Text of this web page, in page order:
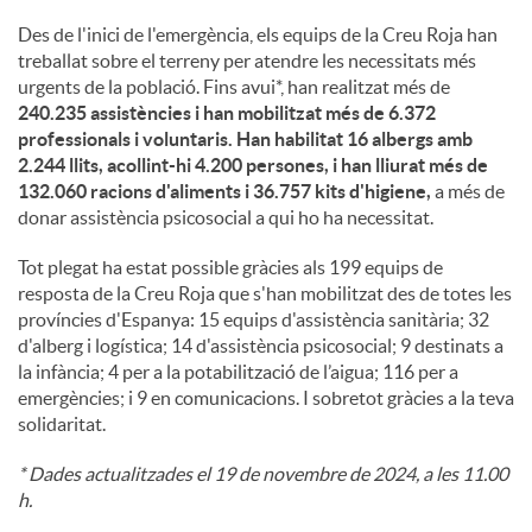
t
i
n
g
u
t
s
Des de l'inici de l'emergència, els equips de la Creu Roja han
treballat sobre el terreny per atendre les necessitats més
urgents de la població. Fins avui*, han realitzat més de
240.235 assistències i han mobilitzat més de 6.372
professionals i voluntaris. Han habilitat 16 albergs amb
2.244 llits, acollint-hi 4.200 persones, i han lliurat més de
132.060 racions d'aliments i 36.757 kits d'higiene, a més de
donar assistència psicosocial a qui ho ha necessitat.
Tot plegat ha estat possible gràcies als 199 equips de
resposta de la Creu Roja que s'han mobilitzat des de totes les
províncies d'Espanya: 15 equips d'assistència sanitària; 32
d'alberg i logística; 14 d'assistència psicosocial; 9 destinats a
la infància; 4 per a la potabilització de l’aigua; 116 per a
emergències; i 9 en comunicacions. I sobretot gràcies a la teva
solidaritat.
* Dades actualitzades el 19 de novembre de 2024, a les 11.00
h.